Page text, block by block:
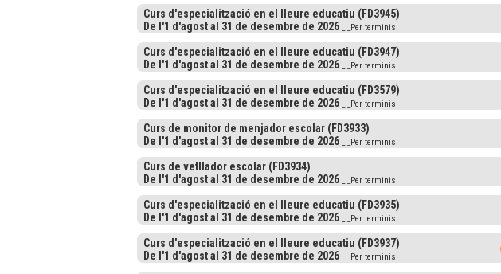
Curs d'especialització en el lleure educatiu (FD3945)
De l'1 d'agost al 31 de desembre de 2026 _ _Per terminis
Curs d'especialització en el lleure educatiu (FD3947)
De l'1 d'agost al 31 de desembre de 2026 _ _Per terminis
Curs d'especialització en el lleure educatiu (FD3579)
De l'1 d'agost al 31 de desembre de 2026 _ _Per terminis
Curs de monitor de menjador escolar (FD3933)
De l'1 d'agost al 31 de desembre de 2026 _ _Per terminis
Curs de vetllador escolar (FD3934)
De l'1 d'agost al 31 de desembre de 2026 _ _Per terminis
Curs d'especialització en el lleure educatiu (FD3935)
De l'1 d'agost al 31 de desembre de 2026 _ _Per terminis
Curs d'especialització en el lleure educatiu (FD3937)
De l'1 d'agost al 31 de desembre de 2026 _ _Per terminis